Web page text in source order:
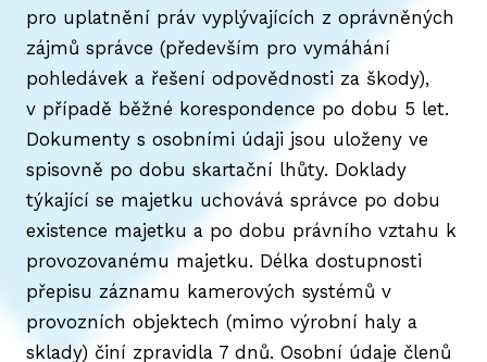
pro uplatnění práv vyplývajících z oprávněných
zájmů správce (především pro vymáhání
pohledávek a řešení odpovědnosti za škody),
v případě běžné korespondence po dobu 5 let.
Dokumenty s osobními údaji jsou uloženy ve
spisovně po dobu skartační lhůty. Doklady
týkající se majetku uchovává správce po dobu
existence majetku a po dobu právního vztahu k
provozovanému majetku. Délka dostupnosti
přepisu záznamu kamerových systémů v
provozních objektech (mimo výrobní haly a
sklady) činí zpravidla 7 dnů. Osobní údaje členů